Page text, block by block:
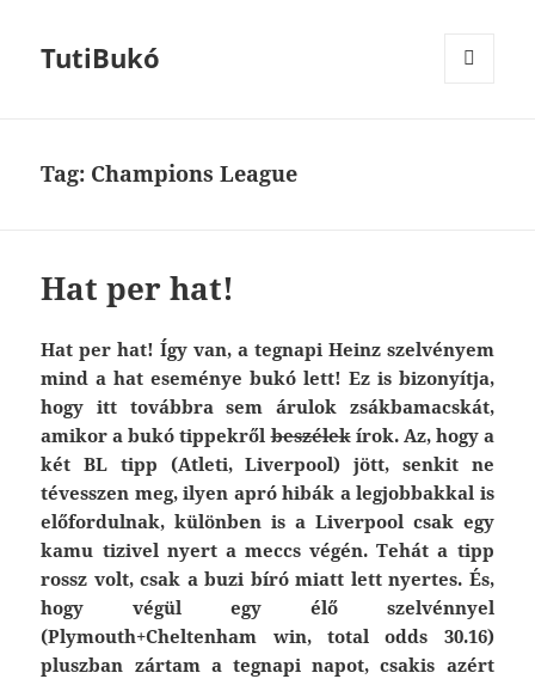
TutiBukó
Tag: Champions League
Hat per hat!
Hat per hat! Így van, a tegnapi Heinz szelvényem
mind a hat eseménye bukó lett! Ez is bizonyítja,
hogy itt továbbra sem árulok zsákbamacskát,
amikor a bukó tippekrőlbeszélekírok. Az, hogy a
két BL tipp (Atleti, Liverpool) jött, senkit ne
tévesszen meg, ilyen apró hibák a legjobbakkal is
előfordulnak, különben is a Liverpool csak egy
kamu tizivel nyert a meccs végén. Tehát a tipp
rossz volt, csak a buzi bíró miatt lett nyertes. És,
hogy végül egy élő szelvénnyel
(Plymouth+Cheltenham win, total odds 30.16)
pluszban zártam a tegnapi napot, csakis azért